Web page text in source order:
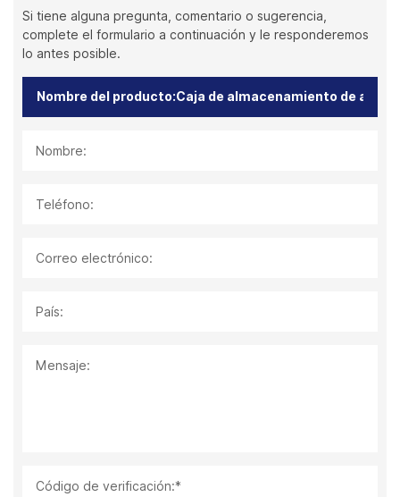
Si tiene alguna pregunta, comentario o sugerencia,
complete el formulario a continuación y le responderemos
lo antes posible.
Nombre:
Teléfono:
Correo electrónico:
País:
Mensaje:
Código de verificación:*